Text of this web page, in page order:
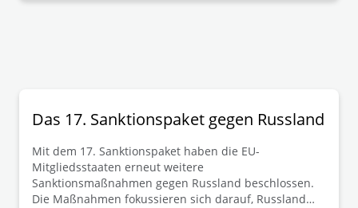
Das 17. Sanktionspaket gegen Russland
Mit dem 17. Sanktionspaket haben die EU-
Mitgliedsstaaten erneut weitere
Sanktionsmaßnahmen gegen Russland beschlossen.
Die Maßnahmen fokussieren sich darauf, Russland